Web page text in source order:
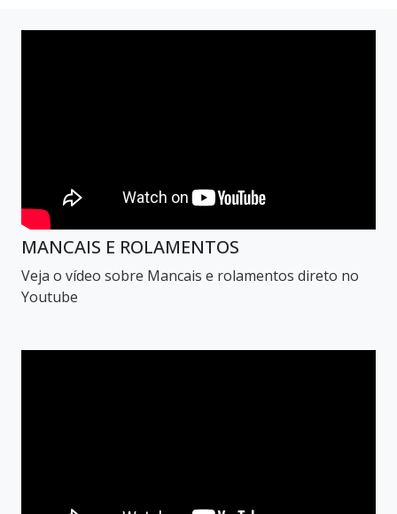
MANCAIS E ROLAMENTOS
Veja o vídeo sobre Mancais e rolamentos direto no
Youtube